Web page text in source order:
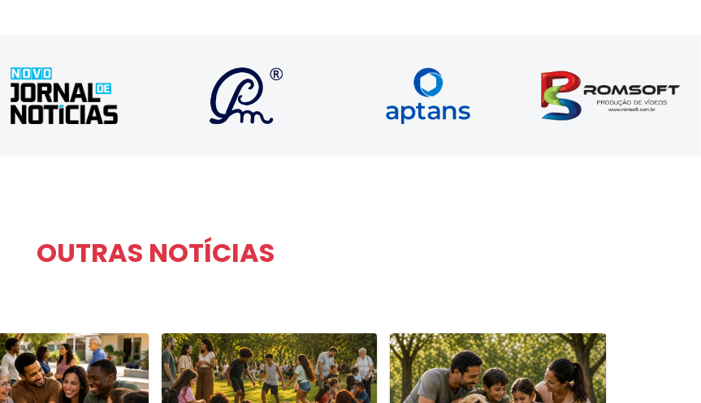
Tradição em Informar,
Inovação em Comunicar
Soluções que
transformam vidas e
carreiras com propósito e
autenticidade
Foque no seu negócio.​ Nós
cuidamos do seu servidor​.
Vídeos comerciais,
institucionais e para
treinamentos
corporativos
OUTRAS NOTÍCIAS